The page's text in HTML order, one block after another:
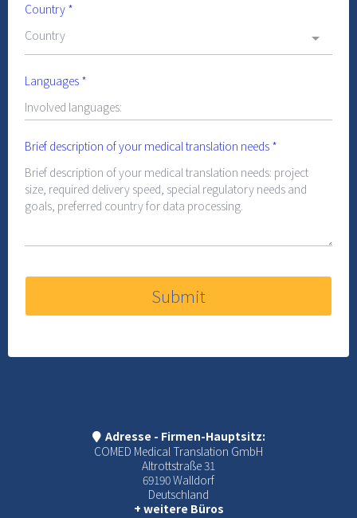
Country *
Country
Languages *
Brief description of your medical translation needs *
Submit
Adresse - Firmen-Hauptsitz:
COMED Medical Translation GmbH
Altrottstraße 31
69190 Walldorf
Deutschland
+ weitere Büros